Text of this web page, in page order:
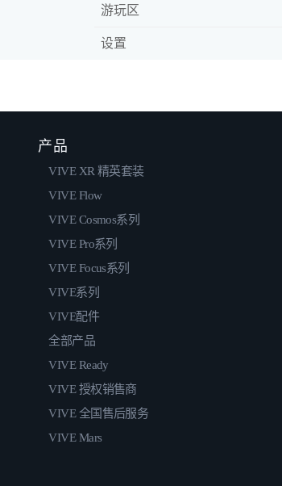
游玩区
设置
产品
VIVE XR 精英套装
VIVE Flow
VIVE Cosmos系列
VIVE Pro系列
VIVE Focus系列
VIVE系列
VIVE配件
全部产品
VIVE Ready
VIVE 授权销售商
VIVE 全国售后服务
VIVE Mars